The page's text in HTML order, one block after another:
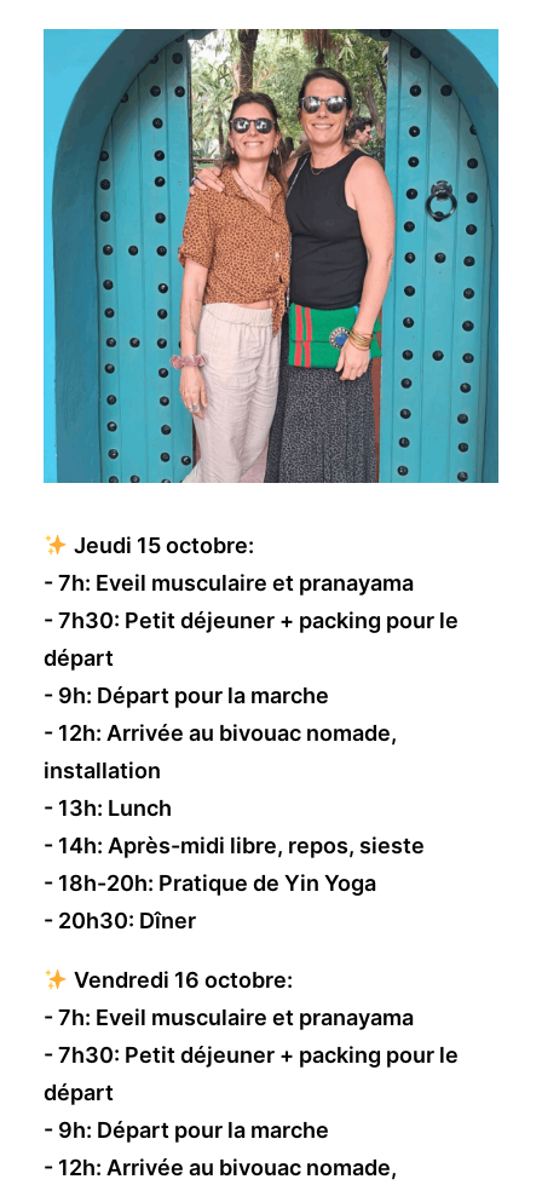
Jeudi 15 octobre:
- 7h: Eveil musculaire et pranayama
- 7h30: Petit déjeuner + packing pour le
départ
- 9h: Départ pour la marche
- 12h: Arrivée au bivouac nomade,
installation
- 13h: Lunch
- 14h: Après-midi libre, repos, sieste
- 18h-20h: Pratique de Yin Yoga
- 20h30: Dîner
Vendredi 16 octobre:
- 7h: Eveil musculaire et pranayama
- 7h30: Petit déjeuner + packing pour le
départ
- 9h: Départ pour la marche
- 12h: Arrivée au bivouac nomade,